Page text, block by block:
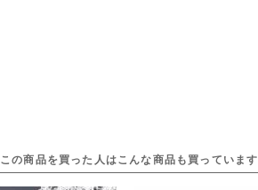
この商品を買った人はこんな商品も買っています